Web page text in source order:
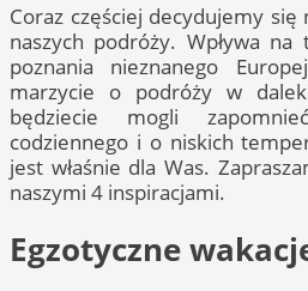
Coraz częściej decydujemy się
naszych podróży. Wpływa
poznania nieznanego
marzycie o podróży w
będziecie mogli
codziennego i o niskich
jest właśnie dla Was.
naszymi 4 inspiracjami.
Egzotyczne